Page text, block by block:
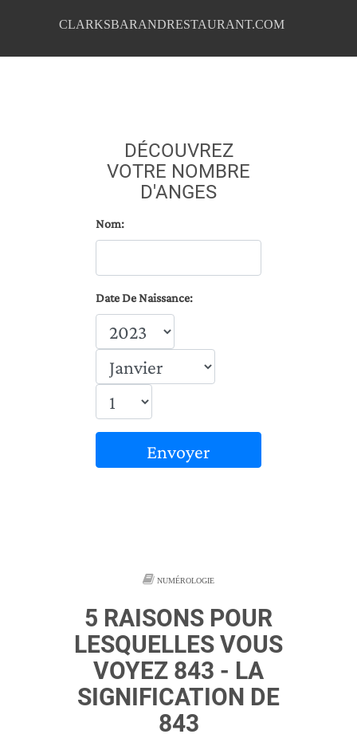
CLARKSBARANDRESTAURANT.COM
DÉCOUVREZ
VOTRE NOMBRE
D'ANGES
Nom:
Date De Naissance:
Envoyer
NUMÉROLOGIE
5 RAISONS POUR
LESQUELLES VOUS
VOYEZ 843 - LA
SIGNIFICATION DE
843